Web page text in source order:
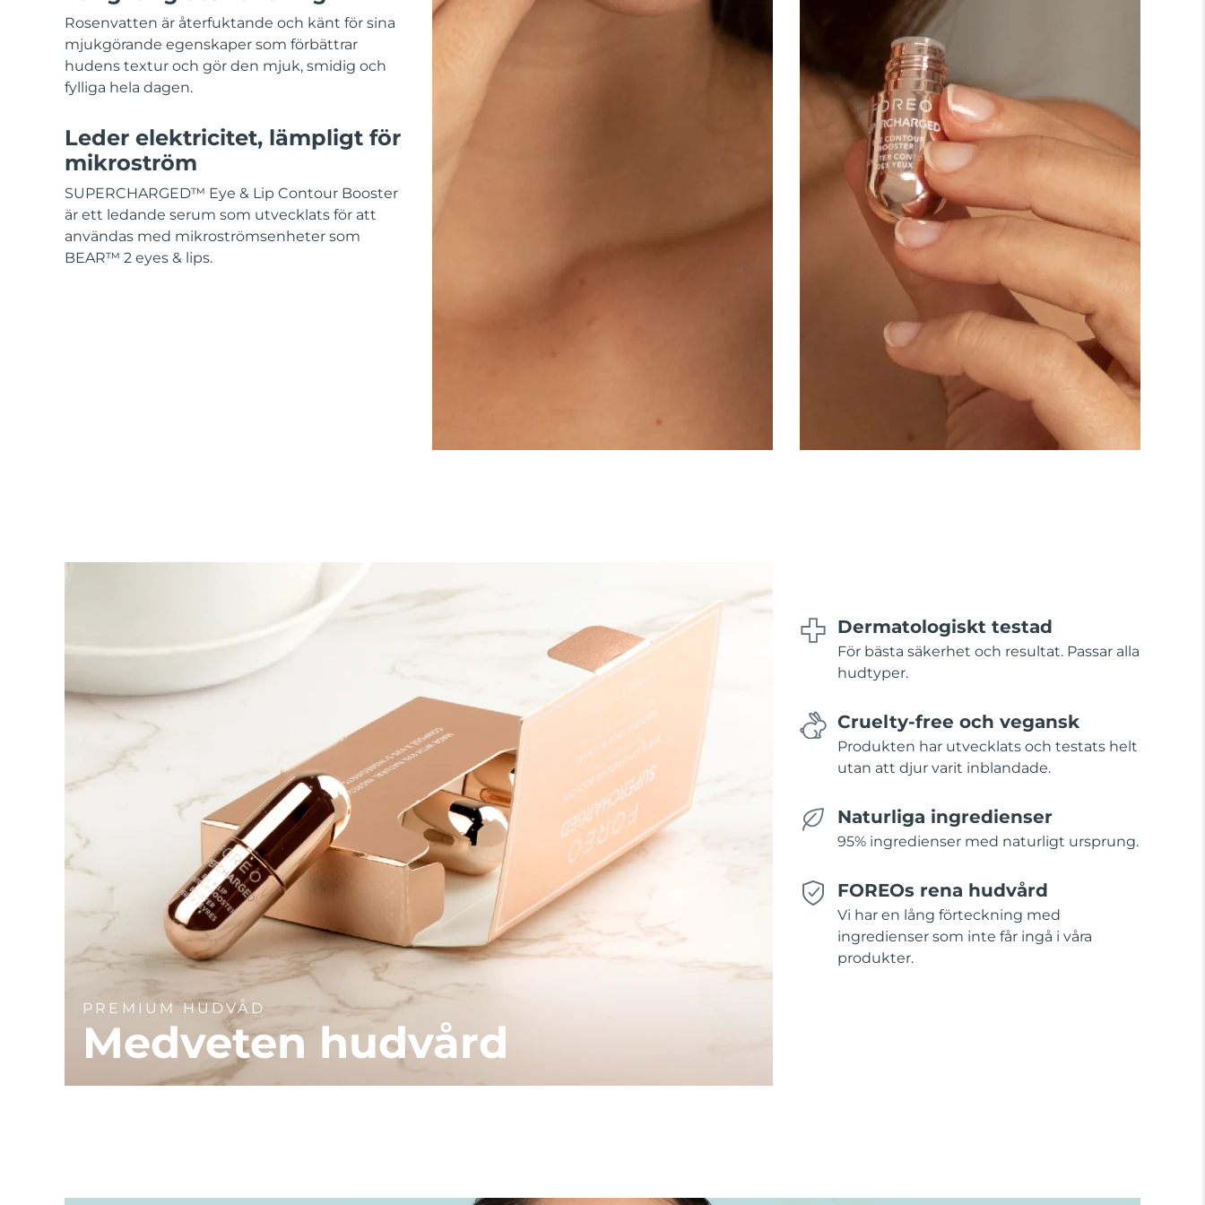
Rosenvatten är återfuktande och känt för sina
mjukgörande egenskaper som förbättrar
hudens textur och gör den mjuk, smidig och
fylliga hela dagen.
Leder elektricitet, lämpligt för
mikroström
SUPERCHARGED™ Eye & Lip Contour Booster
är ett ledande serum som utvecklats för att
användas med mikroströmsenheter som
BEAR™ 2 eyes & lips.
PREMIUM HUDVÅD
Medveten hudvård
Dermatologiskt testad
För bästa säkerhet och resultat. Passar alla
hudtyper.
Cruelty-free och vegansk
Produkten har utvecklats och testats helt
utan att djur varit inblandade.
Naturliga ingredienser
95% ingredienser med naturligt ursprung.
FOREOs rena hudvård
Vi har en lång förteckning med
ingredienser som inte får ingå i våra
produkter.
All acne treatment devices
All revitalizing eye massagers
KIWI™-hudvård
Advanced pore care essentials
Serum
For healthy hair
issa™ Teeth Whitening Gel
18% PAP
Kosmetika
Man
Handla allt
FOREO APP